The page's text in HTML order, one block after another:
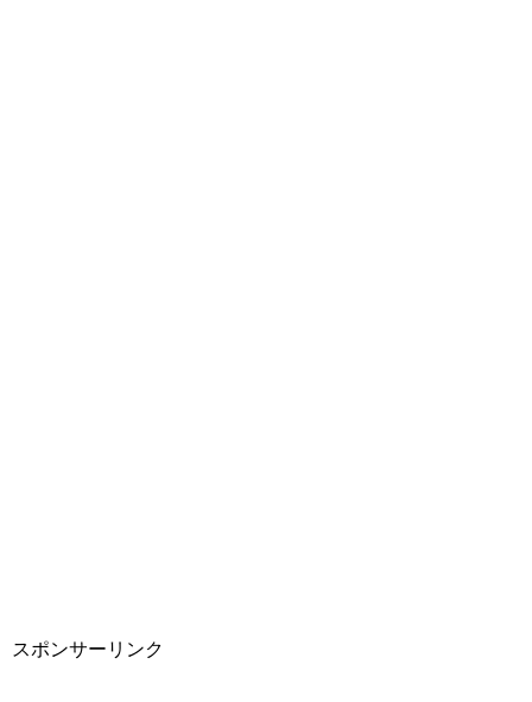
スポンサーリンク